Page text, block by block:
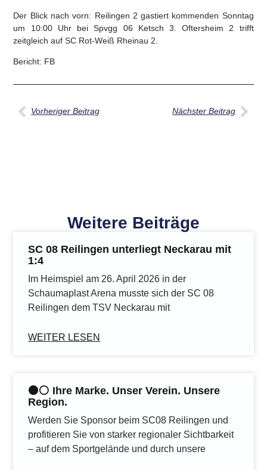
Der Blick nach vorn: Reilingen 2 gastiert kommenden Sonntag
um 10:00 Uhr bei Spvgg 06 Ketsch 3. Oftersheim 2 trifft
zeitgleich auf SC Rot-Weiß Rheinau 2.
Bericht: FB
Vorheriger Beitrag Nächster Beitrag
Weitere Beiträge
SC 08 Reilingen unterliegt Neckarau mit
1:4
Im Heimspiel am 26. April 2026 in der
Schaumaplast Arena musste sich der SC 08
Reilingen dem TSV Neckarau mit
WEITER LESEN
⚫️⚪️ Ihre Marke. Unser Verein. Unsere
Region.
Werden Sie Sponsor beim SC08 Reilingen und
profitieren Sie von starker regionaler Sichtbarkeit
– auf dem Sportgelände und durch unsere